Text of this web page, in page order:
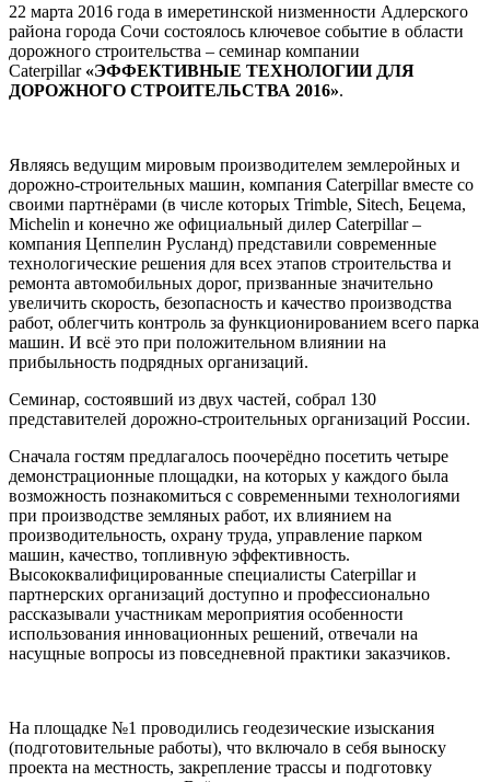
22 марта 2016 года в имеретинской низменности Адлерского
района города Сочи состоялось ключевое событие в области
дорожного строительства – семинар компании
Caterpillar «ЭФФЕКТИВНЫЕ ТЕХНОЛОГИИ ДЛЯ
ДОРОЖНОГО СТРОИТЕЛЬСТВА 2016».
Являясь ведущим мировым производителем землеройных и
дорожно-строительных машин, компания Caterpillar вместе со
своими партнёрами (в числе которых Trimble, Sitech, Бецема,
Michelin и конечно же официальный дилер Caterpillar –
компания Цеппелин Русланд) представили современные
технологические решения для всех этапов строительства и
ремонта автомобильных дорог, призванные значительно
увеличить скорость, безопасность и качество производства
работ, облегчить контроль за функционированием всего парка
машин. И всё это при положительном влиянии на
прибыльность подрядных организаций.
Семинар, состоявший из двух частей, собрал 130
представителей дорожно-строительных организаций России.
Сначала гостям предлагалось поочерёдно посетить четыре
демонстрационные площадки, на которых у каждого была
возможность познакомиться с современными технологиями
при производстве земляных работ, их влиянием на
производительность, охрану труда, управление парком
машин, качество, топливную эффективность.
Высококвалифицированные специалисты Caterpillar и
партнерских организаций доступно и профессионально
рассказывали участникам мероприятия особенности
использования инновационных решений, отвечали на
насущные вопросы из повседневной практики заказчиков.
На площадке №1 проводились геодезические изыскания
(подготовительные работы), что включало в себя выноску
проекта на местность, закрепление трассы и подготовку